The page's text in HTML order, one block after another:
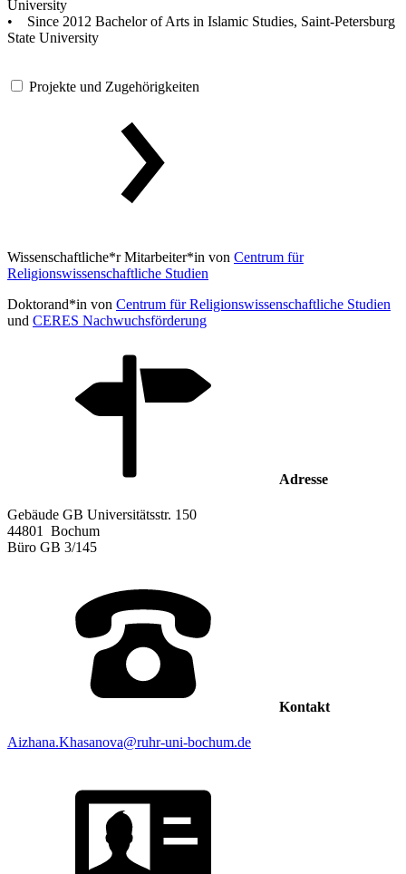
University
• Since 2012 Bachelor of Arts in Islamic Studies, Saint-Petersburg
State University
Projekte und Zugehörigkeiten
Wissenschaftliche*r Mitarbeiter*in von Centrum für
Religionswissenschaftliche Studien
Doktorand*in von Centrum für Religionswissenschaftliche Studien
und CERES Nachwuchsförderung
Adresse
Gebäude GB Universitätsstr. 150
44801 Bochum
Büro GB 3/145
Kontakt
Aizhana.Khasanova@ruhr-uni-bochum.de